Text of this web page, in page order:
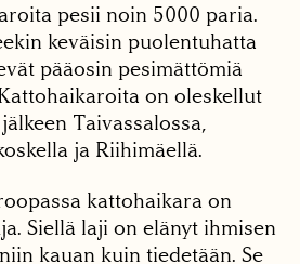
pesii noin 5000 paria.
keväisin puolentuhatta
pääosin pesimättömiä
on oleskellut
Taivassalossa,
ja Riihimäellä.
kattohaikara on
Siellä laji on elänyt ihmisen
kauan kuin tiedetään. Se